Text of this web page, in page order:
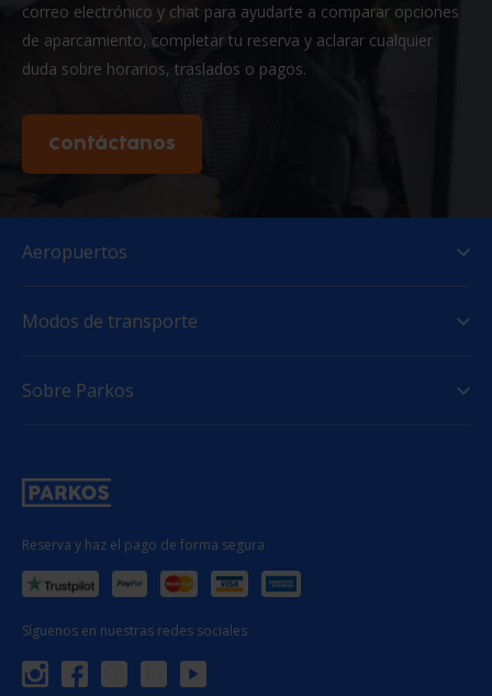
correo electrónico y chat para ayudarte a comparar opciones
de aparcamiento, completar tu reserva y aclarar cualquier
duda sobre horarios, traslados o pagos.
Contáctanos
Reserva y haz el pago de forma segura
Síguenos en nuestras redes sociales
Aeropuertos
Modos de transporte
Sobre Parkos